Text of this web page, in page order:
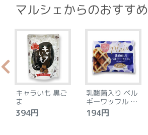
マルシェからのおすすめ
キャラいも 黒ご
ま
394円
乳酸菌入り ベル
ギーワッフル プ
レーン
194円